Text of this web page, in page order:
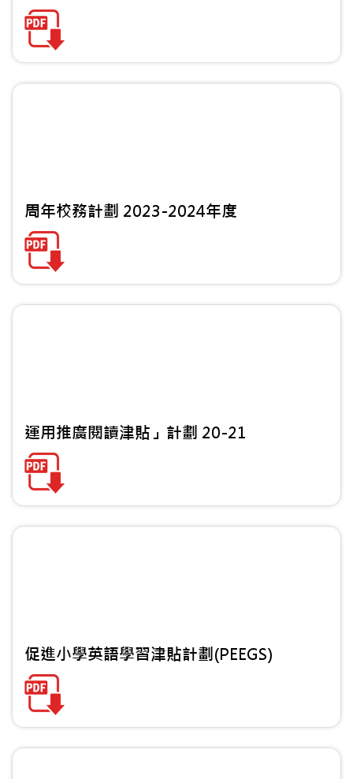
周年校務計劃 2023-2024年度
運用推廣閱讀津貼」計劃 20-21
促進小學英語學習津貼計劃(PEEGS)